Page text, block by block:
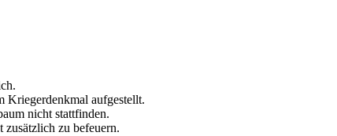
Kriegerdenkmal aufgestellt.
nicht stattfinden.
zu befeuern.